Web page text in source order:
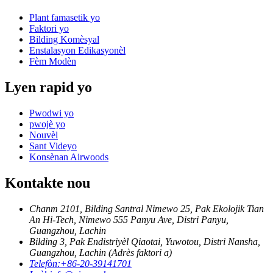
Plant famasetik yo
Faktori yo
Bilding Komèsyal
Enstalasyon Edikasyonèl
Fèm Modèn
Lyen rapid yo
Pwodwi yo
pwojè yo
Nouvèl
Sant Videyo
Konsènan Airwoods
Kontakte nou
Chanm 2101, Bilding Santral Nimewo 25, Pak Ekolojik Tian
An Hi-Tech, Nimewo 555 Panyu Ave, Distri Panyu,
Guangzhou, Lachin
Bilding 3, Pak Endistriyèl Qiaotai, Yuwotou, Distri Nansha,
Guangzhou, Lachin (Adrès faktori a)
Telefòn:+86-20-39141701